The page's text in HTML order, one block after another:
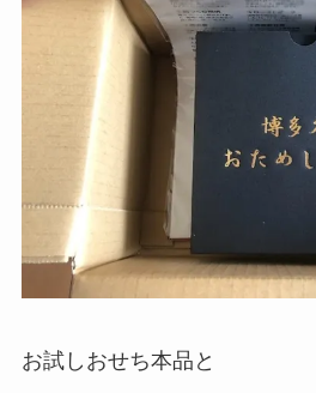
お試しおせち本品と